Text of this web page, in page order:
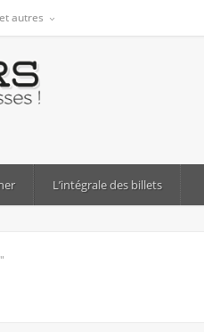
et autres
L’intégrale des billets